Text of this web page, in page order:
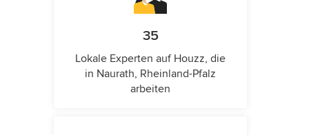
35
Lokale Experten auf Houzz, die
in Naurath, Rheinland-Pfalz
arbeiten